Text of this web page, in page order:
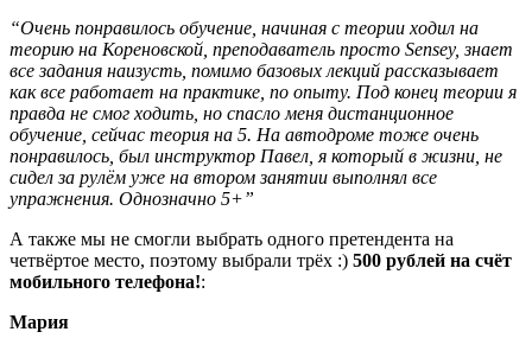
“Очень понравилось обучение, начиная с теории ходил на
теорию на Кореновской, преподаватель просто Sensey, знает
все задания наизусть, помимо базовых лекций рассказывает
как все работает на практике, по опыту. Под конец теории я
правда не смог ходить, но спасло меня дистанционное
обучение, сейчас теория на 5. На автодроме тоже очень
понравилось, был инструктор Павел, я который в жизни, не
сидел за рулём уже на втором занятии выполнял все
упражнения. Однозначно 5+”
А также мы не смогли выбрать одного претендента на
четвёртое место, поэтому выбрали трёх :) 500 рублей на счёт
мобильного телефона!:
Мария